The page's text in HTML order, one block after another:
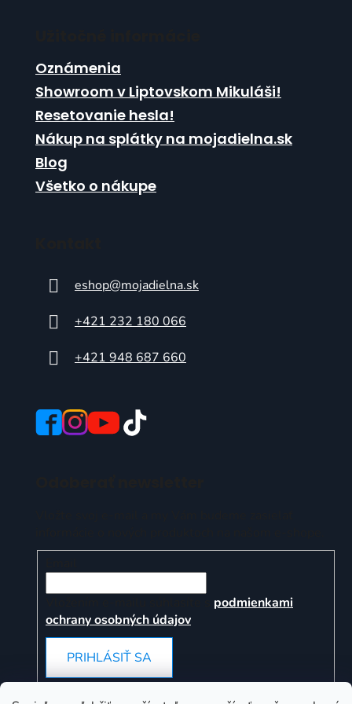
Oznámenia
Showroom v Liptovskom Mikuláši!
Resetovanie hesla!
Nákup na splátky na mojadielna.sk
Blog
Všetko o nákupe
eshop@mojadielna.sk
+421 232 180 066
+421 948 687 660
podmienkami
ochrany osobných údajov
PRIHLÁSIŤ SA